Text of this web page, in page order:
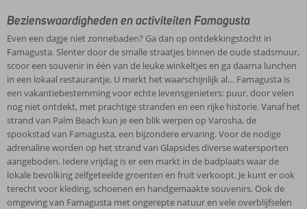
Bezienswaardigheden en activiteiten Famagusta
Even een dagje niet zonnebaden? Ga dan op ontdekkingstocht in
Famagusta. Slenter door de smalle straatjes binnen de oude stadsmuur,
scoor een souvenir in één van de leuke winkeltjes en ga daarna lunchen
in een lokaal restaurantje. U merkt het waarschijnlijk al… Famagusta is
een vakantiebestemming voor echte levensgenieters: puur, door velen
nog niet ontdekt, met prachtige stranden en een rijke historie. Vanaf het
strand van Palm Beach kun je een blik werpen op Varosha, de
spookstad van Famagusta, een bijzondere ervaring. Voor de nodige
adrenaline worden op het strand van Glapsides diverse watersporten
aangeboden. Iedere vrijdag is er een markt in de badplaats waar de
lokale bevolking zelfgeteelde groenten en fruit verkoopt. Je kunt er ook
terecht voor kleding, schoenen en handgemaakte souvenirs. Ook de
omgeving van Famagusta met ongerepte natuur en vele overblijfselen